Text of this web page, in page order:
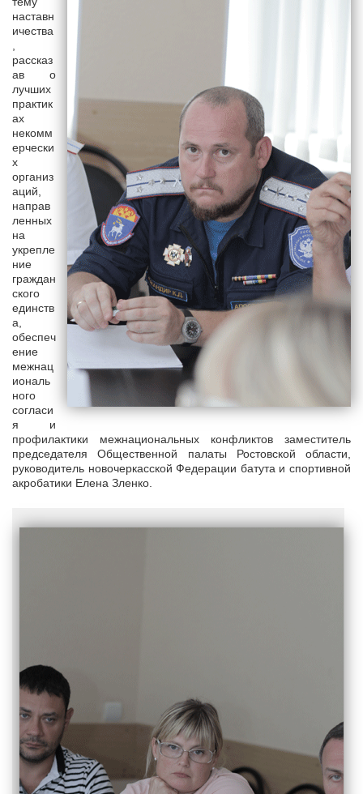
наставн
ичества
рассказ
ав о
лучших
практик
ах
некомм
ерчески
х
организ
аций,
направ
ленных
на
укрепле
ние
граждан
ского
единств
а,
обеспеч
ение
межнац
иональ
ного
согласи
я и
профилактики межнациональных конфликтов заместитель
председателя Общественной палаты Ростовской области,
руководитель новочеркасской Федерации батута и спортивной
акробатики Елена Зленко.